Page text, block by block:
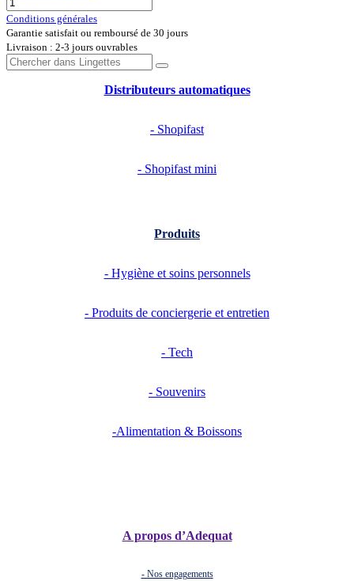
Conditions générales
Garantie satisfait ou remboursé de 30 jours
Livraison : 2-3 jours ouvrables
Distributeurs automatiques
- Shopifast
- Shopifast mini
Produits
- Hygiène et soins personnels
- Produits de conciergerie et entretien
- Tech
- Souvenirs
-Alimentation & Boissons
A propos d’Adequat
- Nos engagements